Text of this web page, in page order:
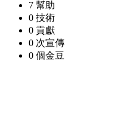
7 幫助
0 技術
0 貢獻
0 次宣傳
0 個金豆